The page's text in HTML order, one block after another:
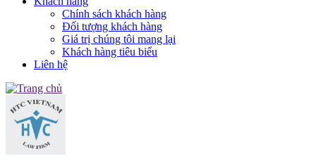
Chính sách khách hàng
Đối tượng khách hàng
Giá trị chúng tôi mang lại
Khách hàng tiêu biểu
Liên hệ